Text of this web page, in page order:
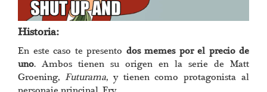
Historia:
En este caso te presento dos memes por el precio de
uno. Ambos tienen su origen en la serie de Matt
Groening, Futurama, y tienen como protagonista al